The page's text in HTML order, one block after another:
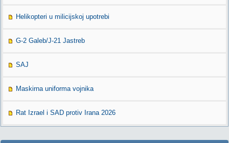
Helikopteri u milicijskoj upotrebi
G-2 Galeb/J-21 Jastreb
SAJ
Maskirna uniforma vojnika
Rat Izrael i SAD protiv Irana 2026